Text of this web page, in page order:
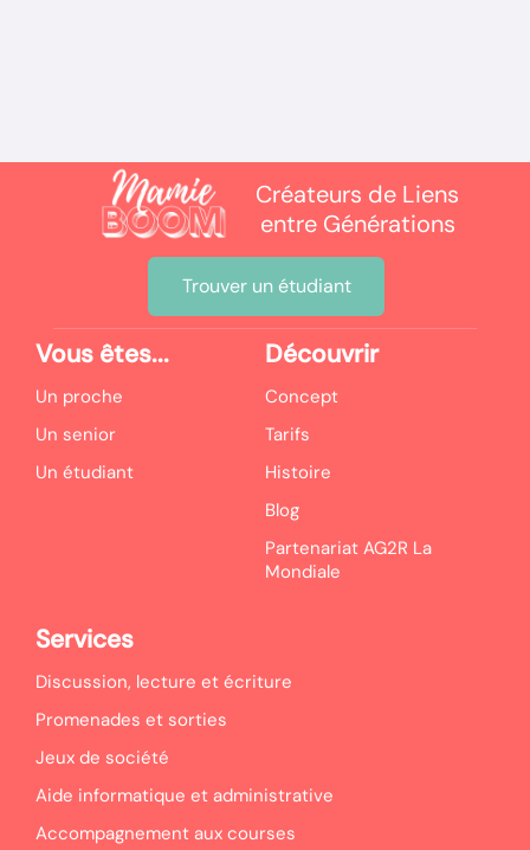
Créateurs de Liens
entre Générations
Trouver un étudiant
Vous êtes...
Un proche
Un senior
Un étudiant
Découvrir
Concept
Tarifs
Histoire
Blog
Partenariat AG2R La
Mondiale
Services
Discussion, lecture et écriture
Promenades et sorties
Jeux de société
Aide informatique et administrative
Accompagnement aux courses